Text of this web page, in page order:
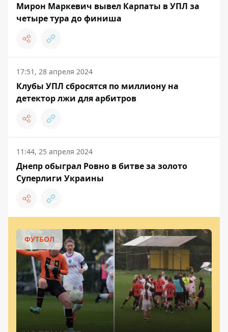
Мирон Маркевич вывел Карпаты в УПЛ за
четыре тура до финиша
17:51, 28 апреля 2024
Клубы УПЛ сбросятся по миллиону на
детектор лжи для арбитров
11:44, 25 апреля 2024
Днепр обыграл Ровно в битве за золото
Суперлиги Украины
ФУТБОЛ